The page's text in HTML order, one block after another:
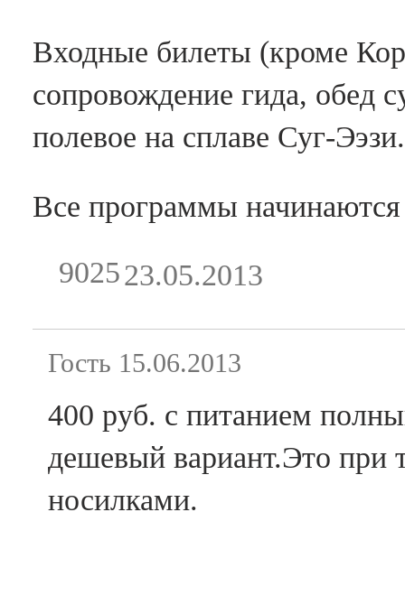
Входные билеты (кроме
сопровождение гида, обед
полевое на сплаве Суг-Ээзи.
Все программы
902523.05.2013
Гость 15.06.2013
400 руб. с питанием
дешевый вариант.Это при
носилками.